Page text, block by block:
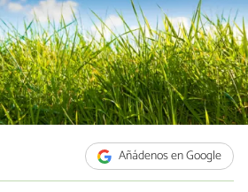
Añádenos en Google